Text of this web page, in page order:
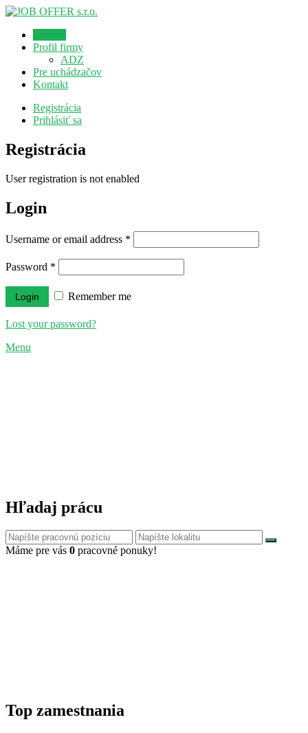
Profil firmy
ADZ
Pre uchádzačov
Kontakt
Registrácia
Prihlásiť sa
Registrácia
User registration is not enabled
Login
Username or email address *
Password *
Remember me
Lost your password?
Menu
Hľadaj prácu
Máme pre vás 0 pracovné ponuky!
Top zamestnania